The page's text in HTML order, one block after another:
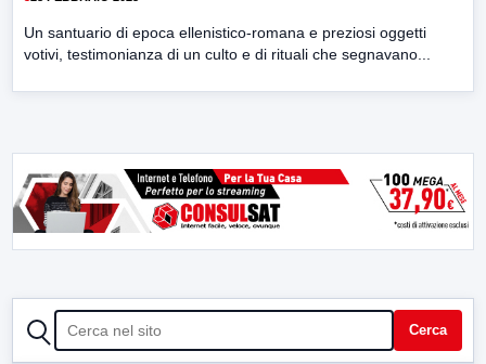
Un santuario di epoca ellenistico-romana e preziosi oggetti
votivi, testimonianza di un culto e di rituali che segnavano...
CERCA Cerca